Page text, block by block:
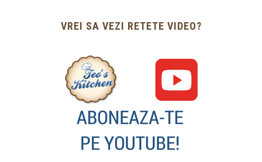
VREI SA VEZI RETETE VIDEO?